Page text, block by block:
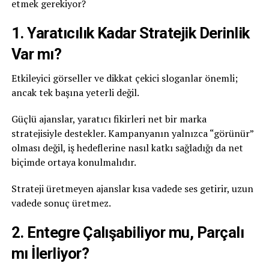
etmek gerekiyor?
1. Yaratıcılık Kadar Stratejik Derinlik
Var mı?
Etkileyici görseller ve dikkat çekici sloganlar önemli;
ancak tek başına yeterli değil.
Güçlü ajanslar, yaratıcı fikirleri net bir marka
stratejisiyle destekler. Kampanyanın yalnızca “görünür”
olması değil, iş hedeflerine nasıl katkı sağladığı da net
biçimde ortaya konulmalıdır.
Strateji üretmeyen ajanslar kısa vadede ses getirir, uzun
vadede sonuç üretmez.
2. Entegre Çalışabiliyor mu, Parçalı
mı İlerliyor?